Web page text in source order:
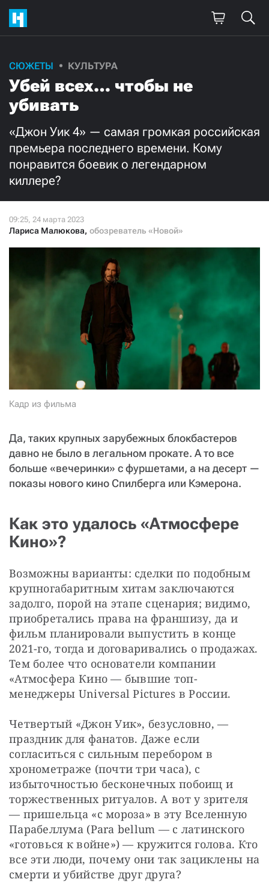
СЮЖЕТЫ КУЛЬТУРА
Убей всех… чтобы не
убивать
«Джон Уик 4» — самая громкая российская
премьера последнего времени. Кому
понравится боевик о легендарном
киллере?
Лариса Малюкова, обозреватель «Новой»
Кадр из фильма
Да, таких крупных зарубежных блокбастеров
давно не было в легальном прокате. А то все
больше «вечеринки» с фуршетами, а на десерт —
показы нового кино Спилберга или Кэмерона.
Как это удалось «Атмосфере
Кино»?
Возможны варианты: сделки по подобным
крупногабаритным хитам заключаются
задолго, порой на этапе сценария; видимо,
приобретались права на франшизу, да и
фильм планировали выпустить в конце
2021-го, тогда и договаривались о продажах.
Тем более что основатели компании
«Атмосфера Кино — бывшие топ-
менеджеры Universal Pictures в России.
Четвертый «Джон Уик», безусловно, —
праздник для фанатов. Даже если
согласиться с сильным перебором в
хронометраже (почти три часа), с
избыточностью бесконечных побоищ и
торжественных ритуалов. А вот у зрителя
— пришельца «с мороза» в эту Вселенную
Парабеллума (Para bellum — с латинского
«готовься к войне») — кружится голова. Кто
все эти люди, почему они так зациклены на
смерти и убийстве друг друга?
Поддержите
нашу работу!
Ежемесячно
3000 1000
СТАТЬ СОУЧАСТНИКОМ
ПОДЕЛИТЬСЯ С ДРУЗЬЯМИ
Если у вас есть вопросы, пишите donate@novayagazeta.ru
+7 (929) 612-03-68